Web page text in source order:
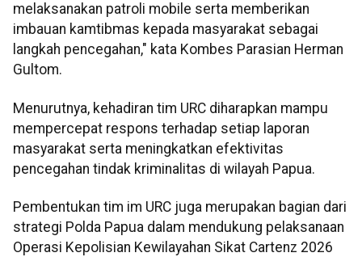
melaksanakan patroli mobile serta memberikan
imbauan kamtibmas kepada masyarakat sebagai
langkah pencegahan," kata Kombes Parasian Herman
Gultom.
Menurutnya, kehadiran tim URC diharapkan mampu
mempercepat respons terhadap setiap laporan
masyarakat serta meningkatkan efektivitas
pencegahan tindak kriminalitas di wilayah Papua.
Pembentukan tim im URC juga merupakan bagian dari
strategi Polda Papua dalam mendukung pelaksanaan
Operasi Kepolisian Kewilayahan Sikat Cartenz 2026